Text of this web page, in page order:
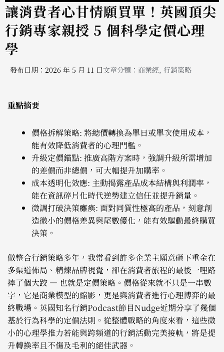
讓消費者心甘情願買單！英國頂尖
行銷專家親授 5 個科學定價心理
學
發布日期：2026 年 5 月 11 日文章分類： 商業經, 行銷策略
重點摘要
價格拆解策略: 將總價轉換為單日或單次使用成本，
能有效降低消費者的心理門檻。
升級定價錨點: 推廣高階方案時，強調升級所需增加
的差價而非總價，可大幅提升加購率。
成本透明化效應: 主動揭露產品成本結構與利潤率，
能在資訊碎片化時代逆勢建立信任並提升銷量。
微調打破決策癱瘓: 面對同質性極高的產品，刻意創
造微小的價格差異與尾數優化，能有效驅動最終購買
決策。
做整合行銷策略多年，我常看到許多企業主願意砸下重金在
多渠道佈局、精煉品牌視覺，卻在消費者旅程的最後一哩路
摔了個大跤 — 也就是定價策略。價格從來就不只是一串數
字，它是商業模型的縮影，更是與消費者進行心理博弈的最
終戰場。英國知名行銷Podcast節目Nudge近期分享了幾個
基於行為科學的定價法則。從整體戰略的角度來看，這些微
小的心理學推力若能與跨頻道的行銷活動完美接軌，將是提
升轉換率且不傷及毛利的絕佳武器。